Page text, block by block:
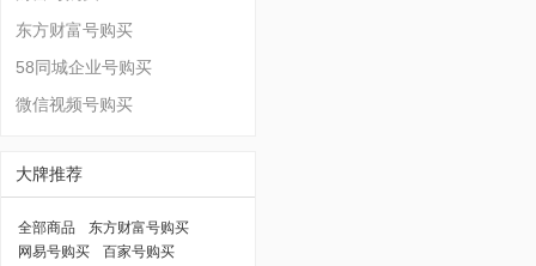
东方财富号购买
58同城企业号购买
微信视频号购买
大牌推荐
全部商品
东方财富号购买
网易号购买
百家号购买